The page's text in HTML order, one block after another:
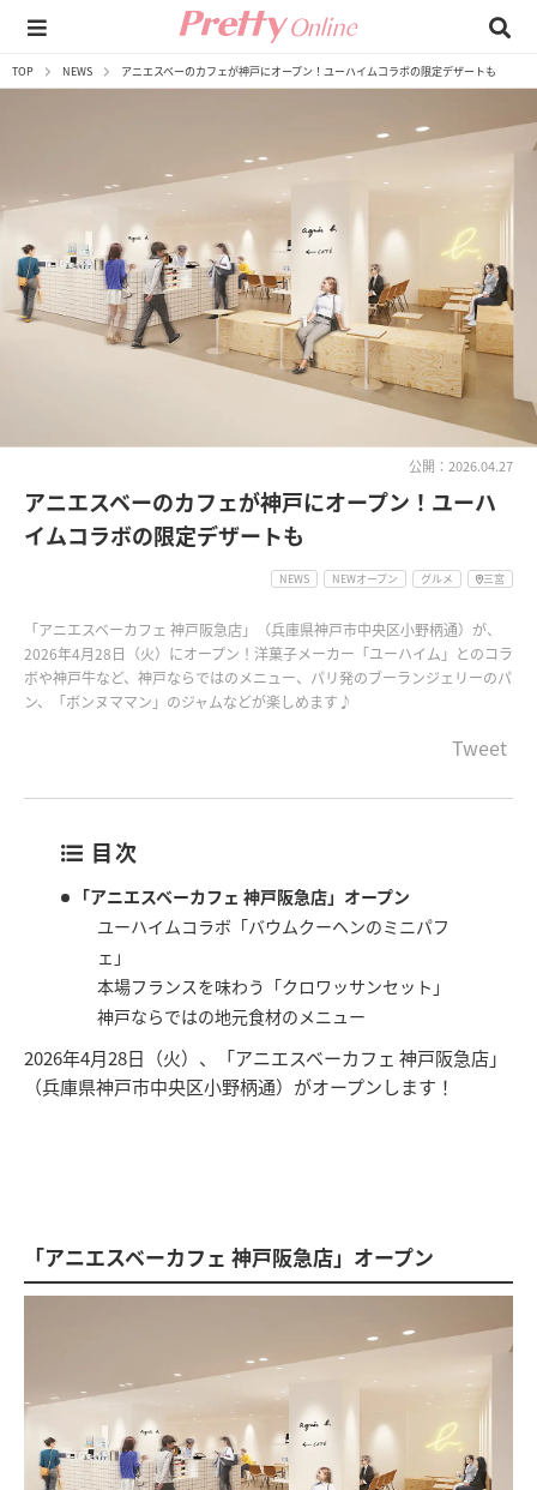
TOP NEWS アニエスベーのカフェが神戸にオープン！ユーハイムコラボの限定デザートも
公開：2026.04.27
アニエスベーのカフェが神戸にオープン！ユーハ
イムコラボの限定デザートも
NEWS NEWオープン グルメ 三宮
「アニエスベーカフェ 神戸阪急店」（兵庫県神戸市中央区小野柄通）が、
2026年4月28日（火）にオープン！洋菓子メーカー「ユーハイム」とのコラ
ボや神戸牛など、神戸ならではのメニュー、パリ発のブーランジェリーのパ
ン、「ボンヌママン」のジャムなどが楽しめます♪
Tweet
目次
「アニエスベーカフェ 神戸阪急店」オープン
ユーハイムコラボ「バウムクーヘンのミニパフ
ェ」
本場フランスを味わう「クロワッサンセット」
神戸ならではの地元食材のメニュー
2026年4月28日（火）、「アニエスベーカフェ 神戸阪急店」
（兵庫県神戸市中央区小野柄通）がオープンします！
「アニエスベーカフェ 神戸阪急店」オープン